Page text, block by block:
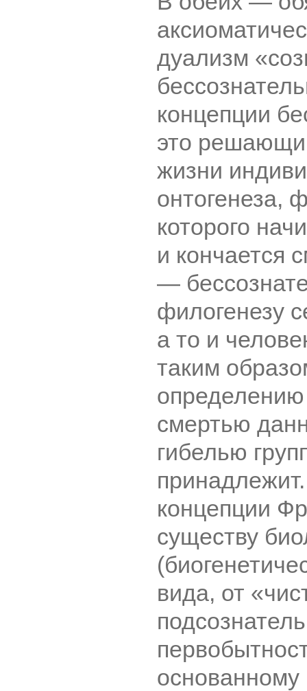
дуализм
концепции
это
жизни
онтогенеза,
которого
и кончается
―
филогенезу
а то и
таким
смертью
гибелью
концепции
существу
вида, от
основанному